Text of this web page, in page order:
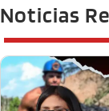
Noticias